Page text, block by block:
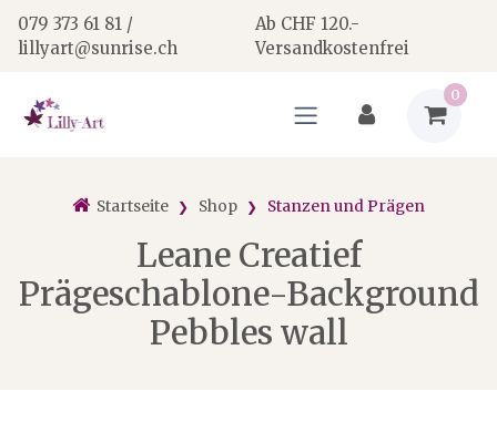
079 373 61 81 /
lillyart@sunrise.ch
Ab CHF 120.-
Versandkostenfrei
0
Startseite Shop Stanzen und Prägen
Leane Creatief
Prägeschablone-Background
Pebbles wall